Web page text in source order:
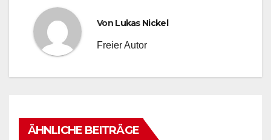
Von Lukas Nickel
Freier Autor
ÄHNLICHE BEITRÄGE